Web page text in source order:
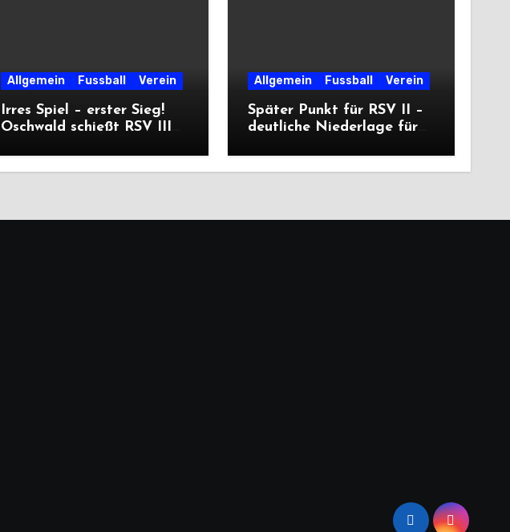
Allgemein Fussball Verein
Irres Spiel – erster Sieg!
Oschwald schießt RSV III
Premiere
Allgemein Fussball Verein
Später Punkt für RSV II –
deutliche Niederlage für